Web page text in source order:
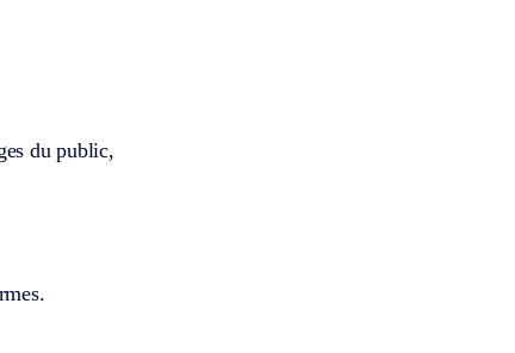
du public,